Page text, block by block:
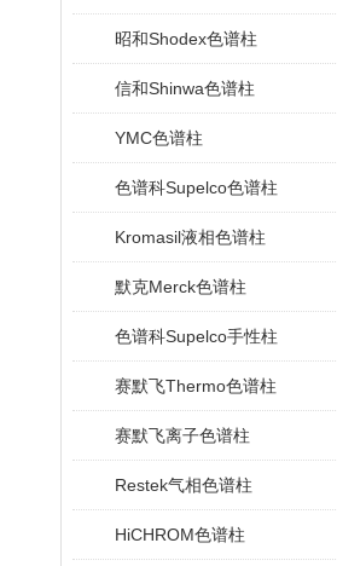
昭和Shodex色谱柱
信和Shinwa色谱柱
YMC色谱柱
色谱科Supelco色谱柱
Kromasil液相色谱柱
默克Merck色谱柱
色谱科Supelco手性柱
赛默飞Thermo色谱柱
赛默飞离子色谱柱
Restek气相色谱柱
HiCHROM色谱柱